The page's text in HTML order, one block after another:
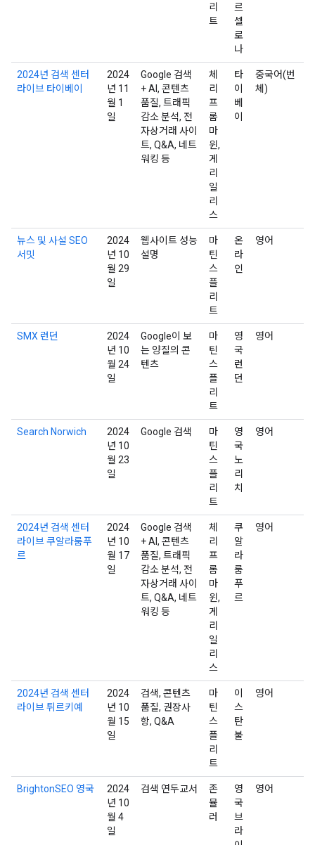
리
트
르
셀
로
나
2024년 검색 센터
라이브 타이베이
2024
년 11
월 1
일
Google 검색
+ AI, 콘텐츠
품질, 트래픽
감소 분석, 전
자상거래 사이
트, Q&A, 네트
워킹 등
체
리
프
롬
마
윈,
게
리
일
리
스
타
이
베
이
중국어(번
체)
뉴스 및 사설 SEO
서밋
2024
년 10
월 29
일
웹사이트 성능
설명
마
틴
스
플
리
트
온
라
인
영어
SMX 런던
2024
년 10
월 24
일
Google이 보
는 양질의 콘
텐츠
마
틴
스
플
리
트
영
국
런
던
영어
Search Norwich
2024
년 10
월 23
일
Google 검색
마
틴
스
플
리
트
영
국
노
리
치
영어
2024년 검색 센터
라이브 쿠알라룸푸
르
2024
년 10
월 17
일
Google 검색
+ AI, 콘텐츠
품질, 트래픽
감소 분석, 전
자상거래 사이
트, Q&A, 네트
워킹 등
체
리
프
롬
마
윈,
게
리
일
리
스
쿠
알
라
룸
푸
르
영어
2024년 검색 센터
라이브 튀르키예
2024
년 10
월 15
일
검색, 콘텐츠
품질, 권장사
항, Q&A
마
틴
스
플
리
트
이
스
탄
불
영어
BrightonSEO 영국
2024
년 10
월 4
일
검색 연두교서
존
뮬
러
영
국
브
라
영어